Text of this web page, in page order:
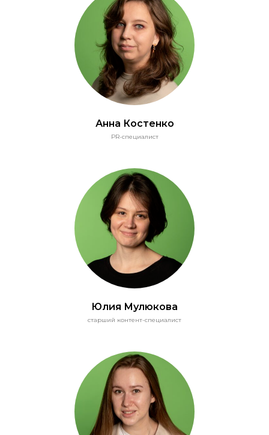
Анна Костенко
PR-специалист
Юлия Мулюкова
старший контент-специалист